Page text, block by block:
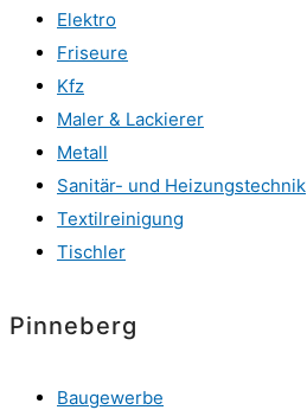
Elektro
Friseure
Kfz
Maler & Lackierer
Metall
Sanitär- und Heizungstechnik
Textilreinigung
Tischler
Pinneberg
Baugewerbe